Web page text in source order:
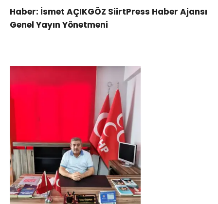
Haber: İsmet AÇIKGÖZ SiirtPress Haber Ajansı
Genel Yayın Yönetmeni